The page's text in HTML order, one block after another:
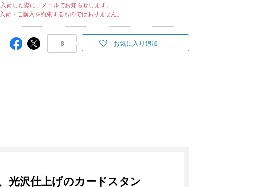
荷した際に、メールでお知らせします。
荷・ご購入を約束するものではありません。
8 お気に入り追加
光沢仕上げのカードスタン